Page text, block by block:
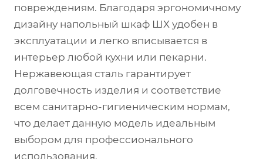
повреждениям. Благодаря эргономичному
дизайну напольный шкаф ШХ удобен в
эксплуатации и легко вписывается в
интерьер любой кухни или пекарни.
Нержавеющая сталь гарантирует
долговечность изделия и соответствие
всем санитарно-гигиеническим нормам,
что делает данную модель идеальным
выбором для профессионального
использования.